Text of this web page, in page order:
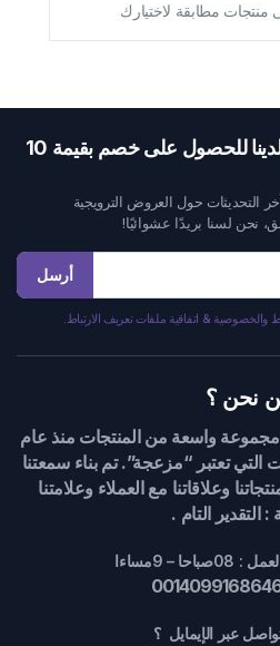
منتجات مطابقة لاختيارك
انضم إلى النشرة الإخبارية لدينا للحصول على خصم بقيمة 10
حول العروض الترويجية
نحن لسنا بريدًا عشوائيًا!
أرسل
والخصوصية & اتفاقية ملفات تعريف الارتباط.
نحن ؟
مجموعة واسعة من المنتجات منذ عام
التي تعتبر “مزعجة”. تم بناء سمعتنا
وعلاقاتنا مع العملاء وعلامتنا
: التقدير التام .
– 9مساءا
عبر الإيمايل ؟